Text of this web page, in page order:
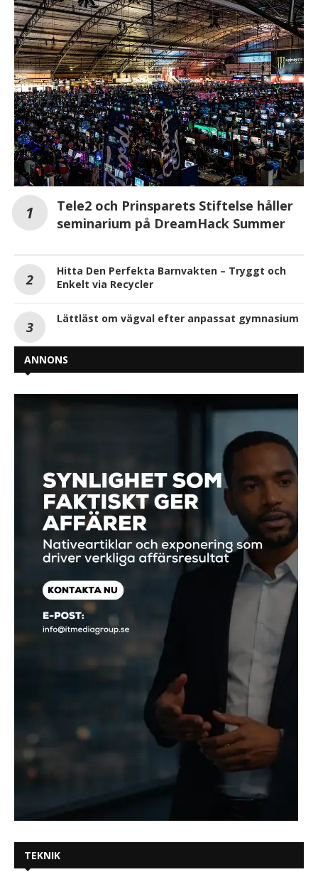
Tele2 och Prinsparets Stiftelse håller
seminarium på DreamHack Summer
Hitta Den Perfekta Barnvakten – Tryggt och
Enkelt via Recycler
Lättläst om vägval efter anpassat gymnasium
ANNONS
TEKNIK